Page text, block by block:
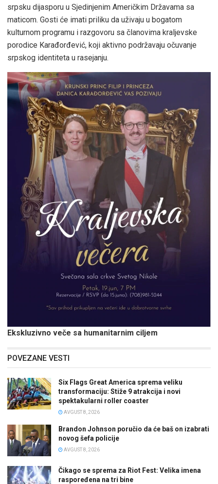
srpsku dijasporu u Sjedinjenim Američkim Državama sa
maticom. Gosti će imati priliku da uživaju u bogatom
kulturnom programu i razgovoru sa članovima kraljevske
porodice Karađorđević, koji aktivno podržavaju očuvanje
srpskog identiteta u rasejanju.
Ekskluzivno veče sa humanitarnim ciljem
POVEZANE VESTI
Six Flags Great America sprema veliku
transformaciju: Stiže 9 atrakcija i novi
spektakularni roller coaster
AVGUST 8, 2026
Brandon Johnson poručio da će baš on izabrati
novog šefa policije
AVGUST 8, 2026
Čikago se sprema za Riot Fest: Velika imena
raspoređena na tri bine